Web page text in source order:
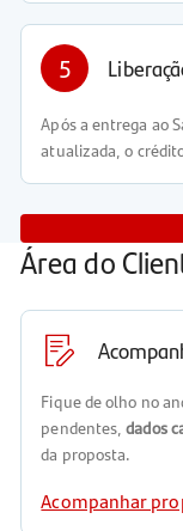
5
Após a entrega ao
atualizada, o
Área do
Fique de olho no
pendentes,dados
da proposta.
Acompanhar